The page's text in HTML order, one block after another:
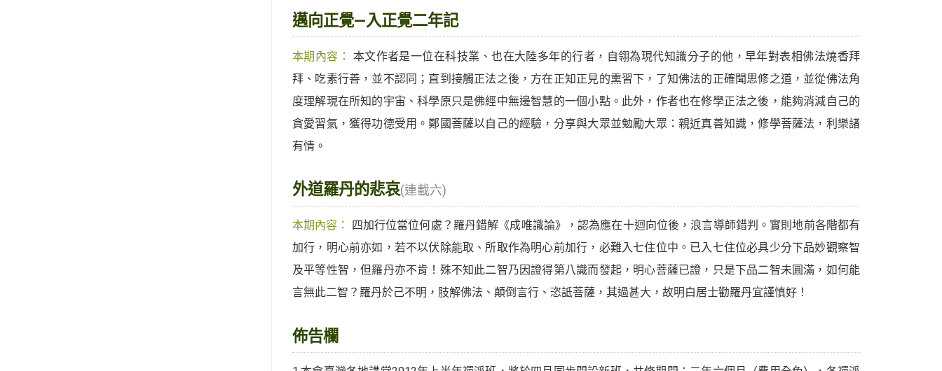
邁向正覺—入正覺二年記
本期內容：
本文作者是一位在科技業、也在大陸多年的行者，自翎為現代知識分子的他，早年對表相佛法燒香拜
拜、吃素行善，並不認同；直到接觸正法之後，方在正知正見的熏習下，了知佛法的正確聞思修之道，並從佛法角
度理解現在所知的宇宙、科學原只是佛經中無邊智慧的一個小點。此外，作者也在修學正法之後，能夠消減自己的
貪愛習氣，獲得功德受用。鄭國菩薩以自己的經驗，分享與大眾並勉勵大眾：親近真善知識，修學菩薩法，利樂諸
有情。
外道羅丹的悲哀(連載六)
本期內容：
四加行位當位何處？羅丹錯解《成唯識論》，認為應在十迴向位後，浪言導師錯判。實則地前各階都有
加行，明心前亦如，若不以伏除能取、所取作為明心前加行，必難入七住位中。已入七住位必具少分下品妙觀察智
及平等性智，但羅丹亦不肯！殊不知此二智乃因證得第八識而發起，明心菩薩已證，只是下品二智未圓滿，如何能
言無此二智？羅丹於己不明，肢解佛法、顛倒言行、恣詆菩薩，其過甚大，故明白居士勸羅丹宜謹慎好！
佈告欄